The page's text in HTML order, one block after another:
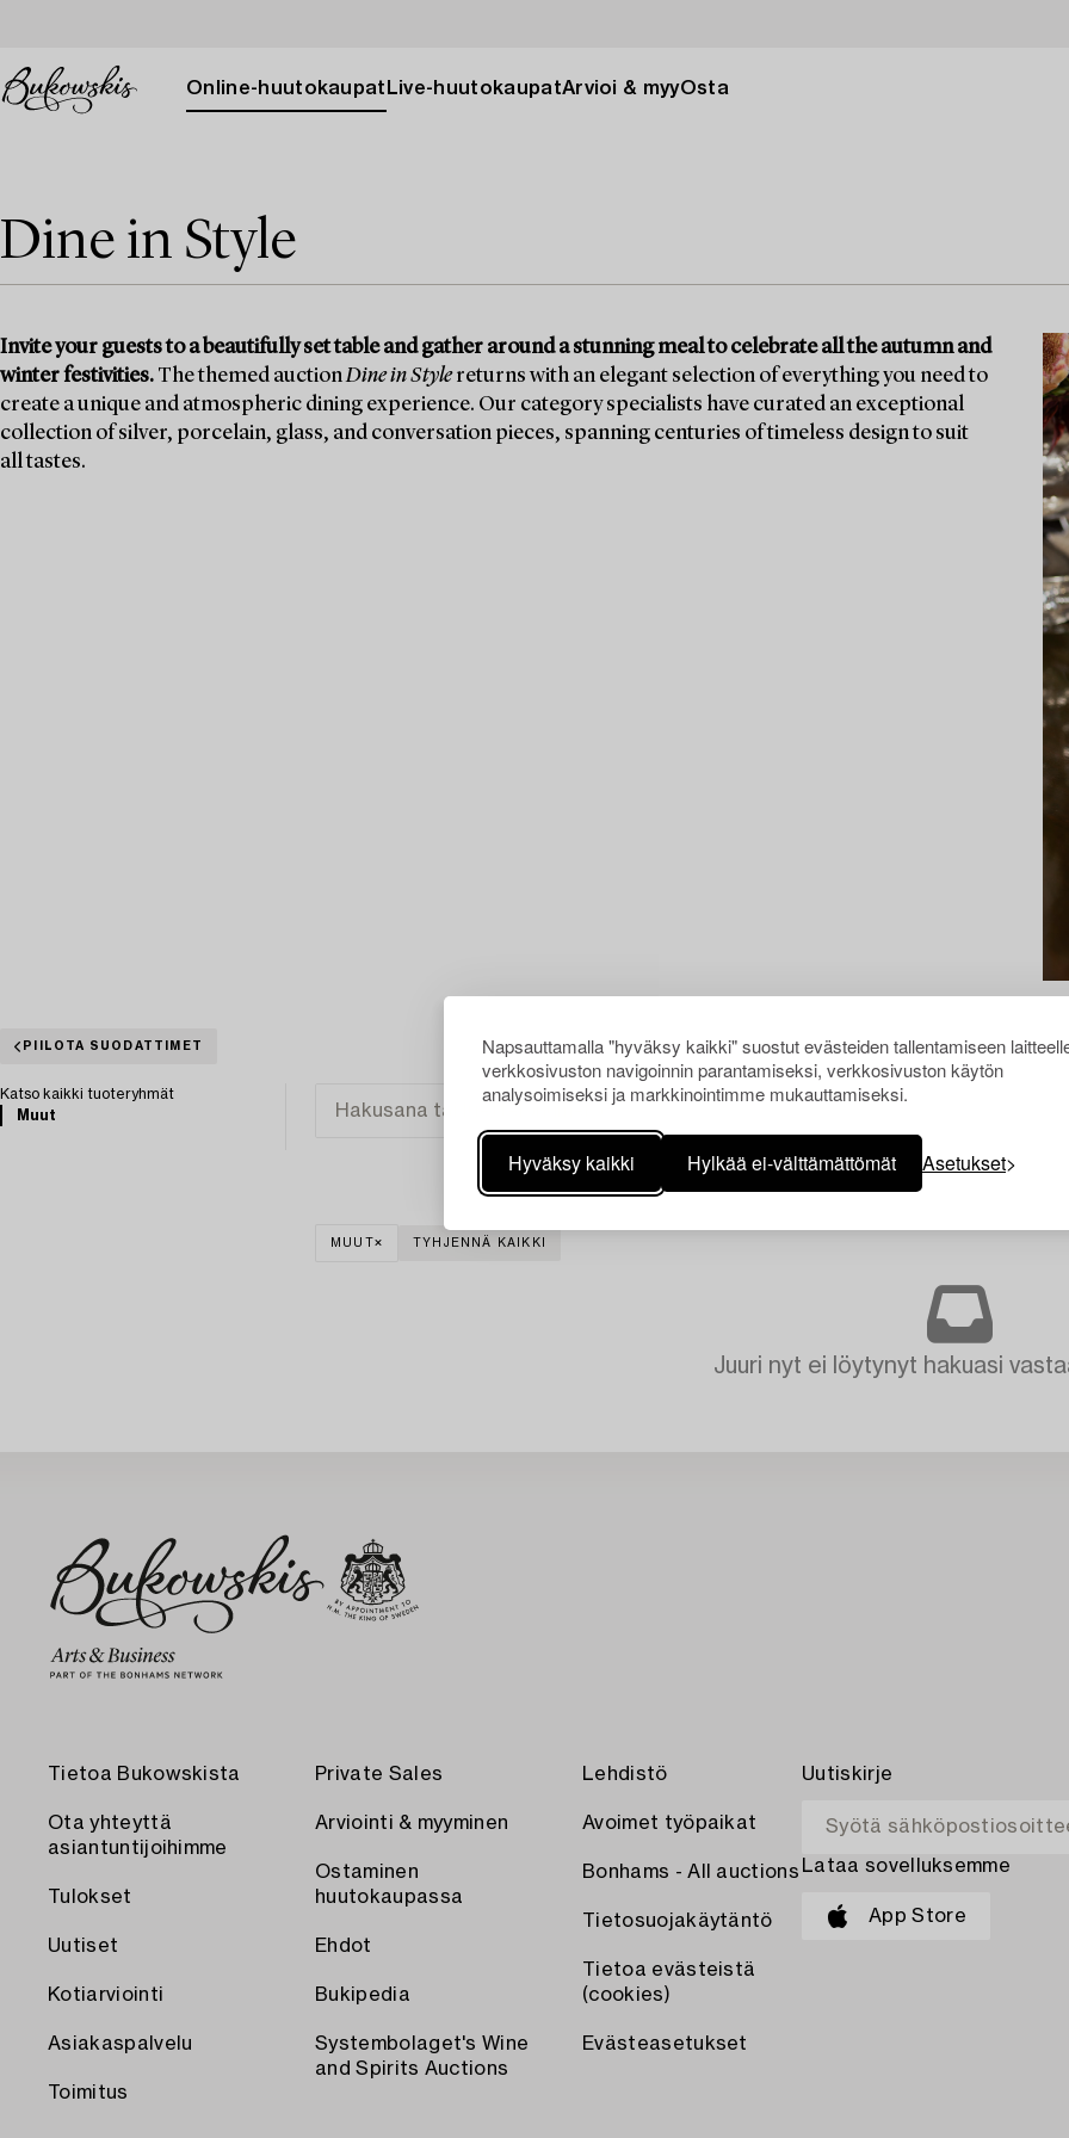
Napsauttamalla "hyväksy kaikki" suostut evästeiden tallentamiseen
verkkosivuston navigoinnin parantamiseksi, verkkosivuston käytön
analysoimiseksi ja markkinointimme mukauttamiseksi.
Hyväksy kaikki Hylkää ei-välttämättömät Asetukset
Online-huutokaupat Live-huutokaupatArvioi & myyOsta
Dine in Style
Invite your guests to a beautifully set table and gather around a stunning meal to celebrate all the autumn and
winter festivities. The themed auctionDine in Stylereturns with an elegant selection of everything you need to
create a unique and atmospheric dining experience. Our category specialists have curated an exceptional
collection of silver, porcelain, glass, and conversation pieces, spanning centuries of timeless design to suit
all tastes.
PIILOTA SUODATTIMET
Katso kaikki tuoteryhmät
Muut
MUUT TYHJENNÄ KAIKKI
Juuri nyt ei löytynyt hakuasi
Tietoa Bukowskista
Ota yhteyttä
asiantuntijoihimme
Tulokset
Uutiset
Kotiarviointi
Asiakaspalvelu
Toimitus
Private Sales
Arviointi & myyminen
Ostaminen
huutokaupassa
Ehdot
Bukipedia
Systembolaget's Wine
and Spirits Auctions
Lehdistö
Avoimet työpaikat
Bonhams - All auctions
Tietosuojakäytäntö
Tietoa evästeistä
(cookies)
Evästeasetukset
Uutiskirje
Lataa sovelluksemme
App Store